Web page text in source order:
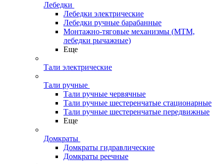
Лебедки
Лебедки электрические
Лебедки ручные барабанные
Монтажно-тяговые механизмы (МТМ,
лебедки рычажные)
Еще
Тали электрические
Тали ручные
Тали ручные червячные
Тали ручные шестеренчатые стационарные
Тали ручные шестеренчатые передвижные
Еще
Домкраты
Домкраты гидравлические
Домкраты реечные